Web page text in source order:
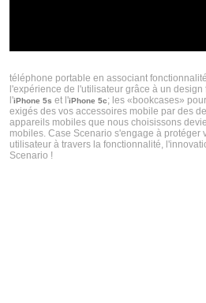
téléphone portable en associant
l'expérience de l'utilisateur grâce à un
l'iPhone 5s et l'iPhone 5c; les «bookcases»
exigés des vos accessoires mobile par des
appareils mobiles que nous choisissons
mobiles. Case Scenario s'engage à protéger
utilisateur à travers la fonctionnalité,
Scenario !